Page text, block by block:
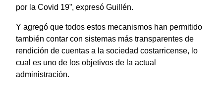
por la Covid 19”, expresó Guillén.
Y agregó que todos estos mecanismos han permitido
también contar con sistemas más transparentes de
rendición de cuentas a la sociedad costarricense, lo
cual es uno de los objetivos de la actual
administración.